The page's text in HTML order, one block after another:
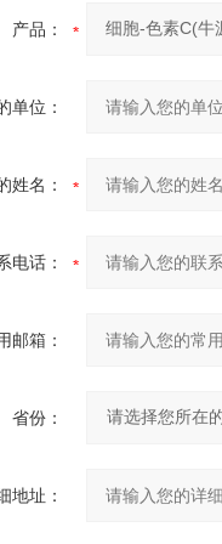
产品：
单位：
姓名：
电话：
邮箱：
省份：
地址：